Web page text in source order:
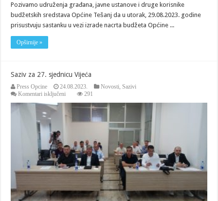
Pozivamo udruženja građana, javne ustanove i druge korisnike
budžetskih sredstava Općine Tešanj da u utorak, 29.08.2023. godine
prisustvuju sastanku u vezi izrade nacrta budžeta Općine ...
Opširnije »
Saziv za 27. sjednicu Vijeća
Press Opcine 24.08.2023. Novosti Sazivi
Komentari isključeni
27.
sjednicu
291